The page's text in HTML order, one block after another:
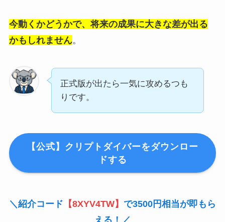
今動くかどうかで、将来の成果に大きな差が出る
かもしれません。
正式版が出たら一気に攻めるつも
りです。
【公式】クリプトダイバーをダウンロー
ドする
＼紹介コード 【8XYV4TW】 で3500円相当が即もら
える！／